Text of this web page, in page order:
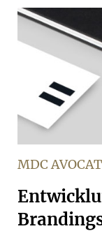
MDC